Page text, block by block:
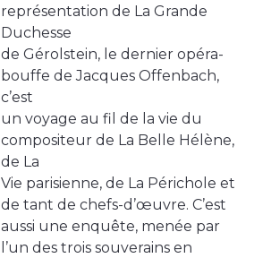
représentation de La Grande
Duchesse
de Gérolstein, le dernier opéra-
bouffe de Jacques Offenbach,
c’est
un voyage au fil de la vie du
compositeur de La Belle Hélène,
de La
Vie parisienne, de La Périchole et
de tant de chefs-d’œuvre. C’est
aussi une enquête, menée par
l’un des trois souverains en